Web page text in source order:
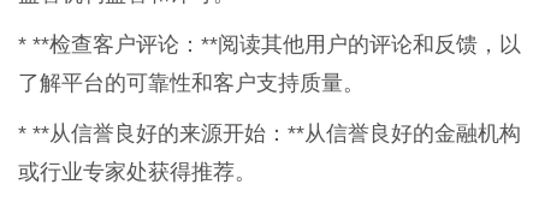
* **检查客户评论：**阅读其他用户的评论和反馈，以
了解平台的可靠性和客户支持质量。
* **从信誉良好的来源开始：**从信誉良好的金融机构
或行业专家处获得推荐。